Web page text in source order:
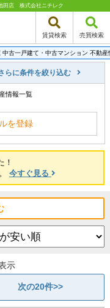
田店 株式会社ニチレク
賃貸検索 売買検索
中古一戸建て・中古マンション 不動産
らに条件を絞り込む
情報一覧
を登録
！
今すぐ見る
示
次の20件>>